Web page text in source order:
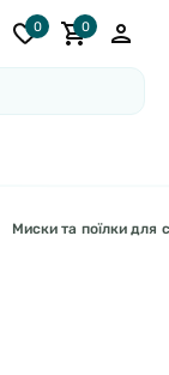
0 0
Миски та поїлки для